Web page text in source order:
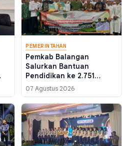
PEMERINTAHAN
Pemkab Balangan
Salurkan Bantuan
Pendidikan ke 2.751
Santri, Termasuk yang
Belajar di Yaman
07 Agustus 2026